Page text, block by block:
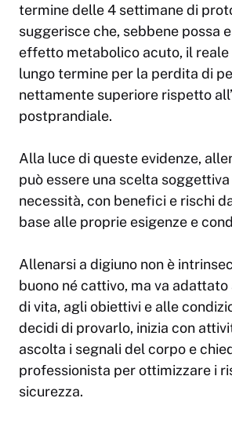
termine delle 4 settimane di
suggerisce che, sebbene possa
effetto metabolico acuto, il reale
lungo termine per la perdita di
nettamente superiore rispetto
postprandiale.
Alla luce di queste evidenze,
può essere una scelta soggettiva
necessità, con benefici e rischi
base alle proprie esigenze e
Allenarsi a digiuno non è
buono né cattivo, ma va
di vita, agli obiettivi e alle
decidi di provarlo, inizia con
ascolta i segnali del corpo e
professionista per ottimizzare i
sicurezza.